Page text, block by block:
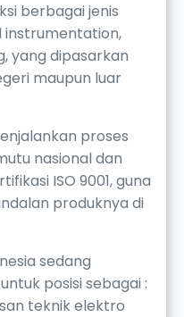
berbagai jenis
instrumentation,
yang dipasarkan
maupun luar
proses
nasional dan
ISO 9001, guna
produknya di
sedang
posisi sebagai :
teknik elektro